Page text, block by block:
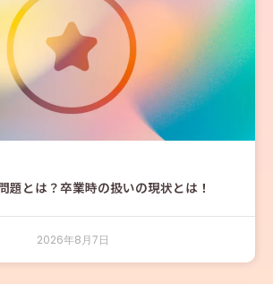
題とは？卒業時の扱いの現状とは！
2026年8月7日